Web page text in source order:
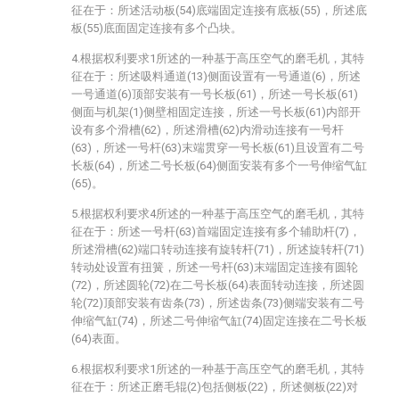
征在于：所述活动板(54)底端固定连接有底板(55)，所述底
板(55)底面固定连接有多个凸块。
4.根据权利要求1所述的一种基于高压空气的磨毛机，其特
征在于：所述吸料通道(13)侧面设置有一号通道(6)，所述
一号通道(6)顶部安装有一号长板(61)，所述一号长板(61)
侧面与机架(1)侧壁相固定连接，所述一号长板(61)内部开
设有多个滑槽(62)，所述滑槽(62)内滑动连接有一号杆
(63)，所述一号杆(63)末端贯穿一号长板(61)且设置有二号
长板(64)，所述二号长板(64)侧面安装有多个一号伸缩气缸
(65)。
5.根据权利要求4所述的一种基于高压空气的磨毛机，其特
征在于：所述一号杆(63)首端固定连接有多个辅助杆(7)，
所述滑槽(62)端口转动连接有旋转杆(71)，所述旋转杆(71)
转动处设置有扭簧，所述一号杆(63)末端固定连接有圆轮
(72)，所述圆轮(72)在二号长板(64)表面转动连接，所述圆
轮(72)顶部安装有齿条(73)，所述齿条(73)侧端安装有二号
伸缩气缸(74)，所述二号伸缩气缸(74)固定连接在二号长板
(64)表面。
6.根据权利要求1所述的一种基于高压空气的磨毛机，其特
征在于：所述正磨毛辊(2)包括侧板(22)，所述侧板(22)对